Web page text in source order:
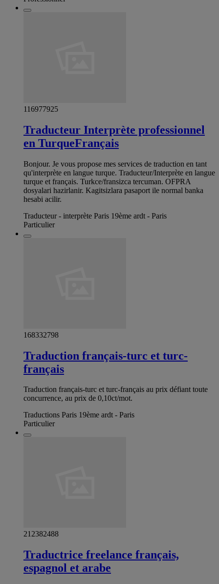
116977925
Traducteur Interprète professionnel
en TurqueFrançais
Bonjour. Je vous propose mes services de traduction en tant
qu'interprète en langue turque. Traducteur/Interprète en langue
turque et français. Turkce/fransizca tercuman. OFPRA
dosyalari hazirlanir. Kagitsizlara pasaport ile normal banka
hesabi acilir.
Traducteur - interprète Paris 19ème ardt - Paris
Particulier
168332798
Traduction français-turc et turc-
français
Traduction français-turc et turc-français au prix défiant toute
concurrence, au prix de 0,10ct/mot.
Traductions Paris 19ème ardt - Paris
Particulier
212382488
Traductrice freelance français,
espagnol et arabe